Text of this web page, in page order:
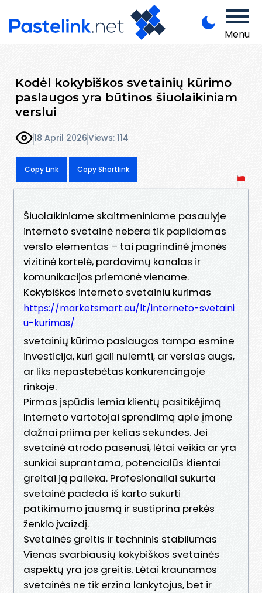
Menu
Kodėl kokybiškos svetainių kūrimo
paslaugos yra būtinos šiuolaikiniam
verslui
18 April 2026Views: 114
Copy Link Copy Shortlink
Šiuolaikiniame skaitmeniniame pasaulyje
interneto svetainė nebėra tik papildomas
verslo elementas – tai pagrindinė įmonės
vizitinė kortelė, pardavimų kanalas ir
komunikacijos priemonė viename.
Kokybiškos interneto svetainiu kurimas
https://marketsmart.eu/lt/interneto-svetaini
u-kurimas/
svetainių kūrimo paslaugos tampa esmine
investicija, kuri gali nulemti, ar verslas augs,
ar liks nepastebėtas konkurencingoje
rinkoje.
Pirmas įspūdis lemia klientų pasitikėjimą
Interneto vartotojai sprendimą apie įmonę
dažnai priima per kelias sekundes. Jei
svetainė atrodo pasenusi, lėtai veikia ar yra
sunkiai suprantama, potencialūs klientai
greitai ją palieka. Profesionaliai sukurta
svetainė padeda iš karto sukurti
patikimumo jausmą ir sustiprina prekės
ženklo įvaizdį.
Svetainės greitis ir techninis stabilumas
Vienas svarbiausių kokybiškos svetainės
aspektų yra jos greitis. Lėtai kraunamos
svetainės ne tik erzina lankytojus, bet ir